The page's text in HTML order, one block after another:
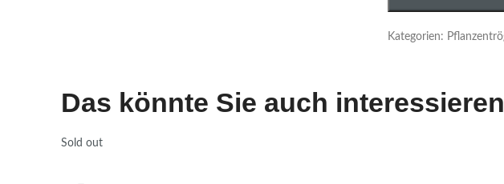
Kategorien:
Das könnte Sie auch
Sold out